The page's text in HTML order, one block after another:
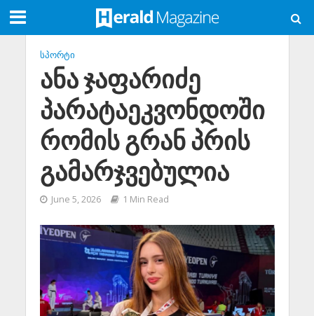
ᲡᲞᲝᲠᲢᲘ
ანა ჯაფარიძე
პარატაეკვონდოში
რომის გრან პრის
გამარჯვებულია
June 5, 2026 1 Min Read